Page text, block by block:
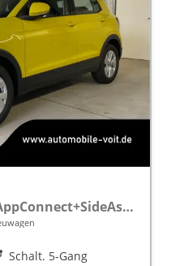
95PS Sitzheiz+PDCvohi+AppConnect+SideAssist+TravelAssist+ACC+Klima
Schalt. 5-Gang